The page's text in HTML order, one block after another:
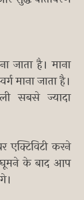
जाता है। माना
माना जाता है।
सबसे ज्यादा
करने
घूमने के बाद आप